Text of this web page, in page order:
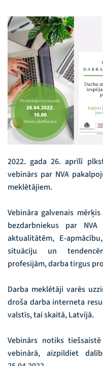
2022. gada 26. aprīlī
vebinārs par NVA
meklētājiem.
Vebināra galvenais
bezdarbniekus par
aktualitātēm, E-
situāciju un
profesijām, darba tirgus
Darba meklētāji varēs
droša darba interneta
valstīs, tai skaitā, Latvijā.
Vebinārs notiks
vebinārā, aizpildiet